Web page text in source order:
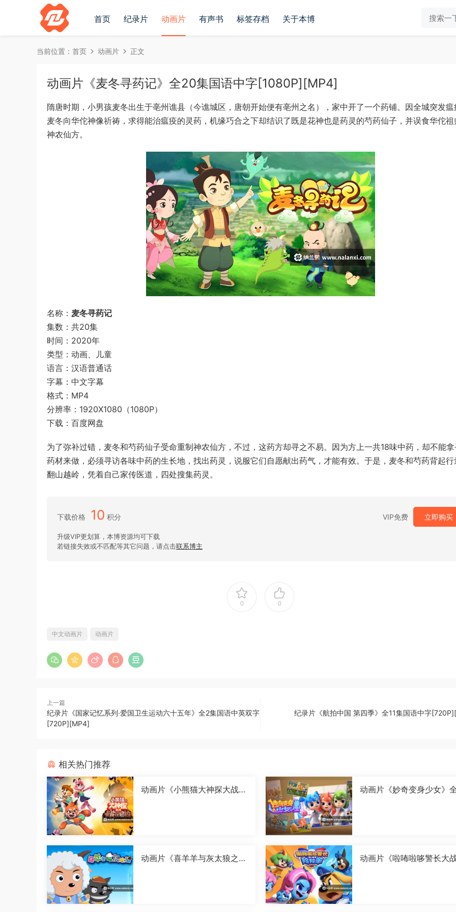
首页 纪录片 动画片 有声书 标签存档 关于本博
当前位置： 首页 动画片 正文
动画片《麦冬寻药记》全20集国语中字[1080P][MP4]
隋唐时期，小男孩麦冬出生于亳州谯县（今谯城区，唐朝开始便有亳州之名），家中开了一个药铺。因全城突发瘟
麦冬向华佗神像祈祷，求得能治瘟疫的灵药，机缘巧合之下却结识了既是花神也是药灵的芍药仙子，并误食华佗祖
神农仙方。
名称： 麦冬寻药记
集数：共20集
时间：2020年
类型：动画、儿童
语言：汉语普通话
字幕：中文字幕
格式：MP4
分辨率：1920X1080（1080P）
下载：百度网盘
为了弥补过错，麦冬和芍药仙子受命重制神农仙方，不过，这药方却寻之不易。因为方上一共18味中药，却不能
药材来做，必须寻访各味中药的生长地，找出药灵，说服它们自愿献出药气，才能有效。于是，麦冬和芍药背起行
翻山越岭，凭着自己家传医道，四处搜集药灵。
下载价格 10 积分 VIP免费 立即购买
升级VIP更划算，本博资源均可下载
若链接失效或不匹配等其它问题，请点击联系博主
0 0
中文动画片 动画片
上一篇
纪录片《国家记忆系列·爱国卫生运动六十五年》全2集国语中英双字
[720P][MP4]
纪录片《航拍中国 第四季》全11集国语中字
相关热门推荐
动画片《小熊猫大神探大战卡
动画片《妙奇变身少女》
动画片《喜羊羊与灰太狼之古
动画片《啦咘啦哆警长大